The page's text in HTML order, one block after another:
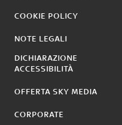
COOKIE POLICY
NOTE LEGALI
DICHIARAZIONE
ACCESSIBILITÀ
OFFERTA SKY MEDIA
CORPORATE